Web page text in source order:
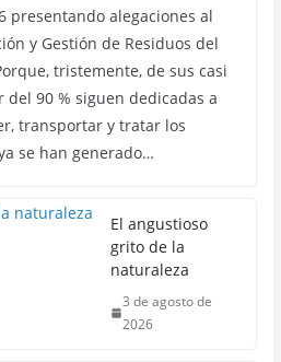
presentando alegaciones al
y Gestión de Residuos del
tristemente, de sus casi
del 90 % siguen dedicadas a
transportar y tratar los
se han generado…
El angustioso
grito de la
naturaleza
3 de agosto de
2026